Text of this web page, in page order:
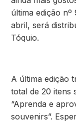
última edição
abril, será
Tóquio.
A última edição
total de 20 itens
“Aprenda e
souvenirs”.